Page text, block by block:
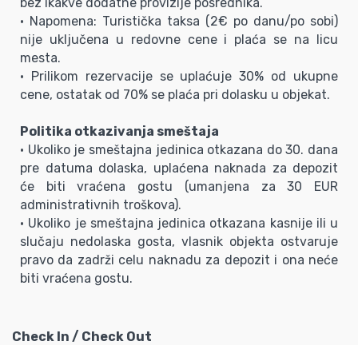
• Napomena: Turistička taksa (2€ po danu/po sobi)
nije uključena u redovne cene i plaća se na licu
mesta.
• Prilikom rezervacije se uplaćuje 30% od ukupne
cene, ostatak od 70% se plaća pri dolasku u objekat.
Politika otkazivanja smeštaja
• Ukoliko je smeštajna jedinica otkazana do 30. dana
pre datuma dolaska, uplaćena naknada za depozit
će biti vraćena gostu (umanjena za 30 EUR
administrativnih troškova).
• Ukoliko je smeštajna jedinica otkazana kasnije ili u
slučaju nedolaska gosta, vlasnik objekta ostvaruje
pravo da zadrži celu naknadu za depozit i ona neće
biti vraćena gostu.
Check In / Check Out